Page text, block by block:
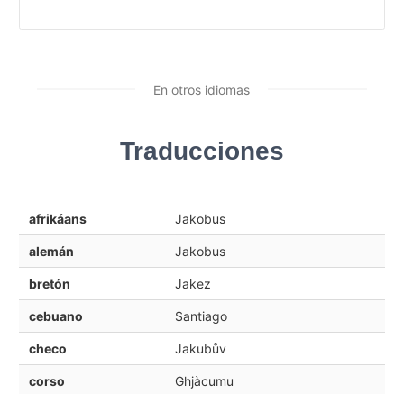
En otros idiomas
Traducciones
afrikáans Jakobus
alemán Jakobus
bretón Jakez
cebuano Santiago
checo Jakubův
corso Ghjàcumu